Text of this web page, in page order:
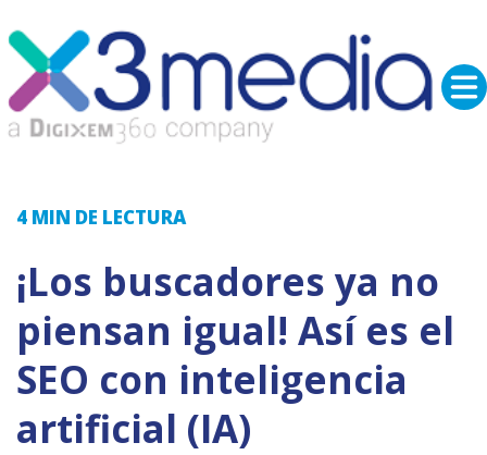
4 MIN DE LECTURA
¡Los buscadores ya no
piensan igual! Así es el
SEO con inteligencia
artificial (IA)